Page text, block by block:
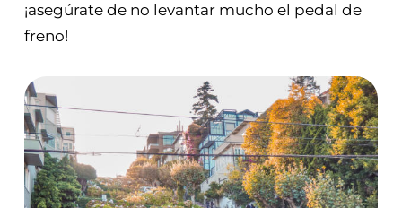
¡asegúrate de no levantar mucho el pedal de
freno!